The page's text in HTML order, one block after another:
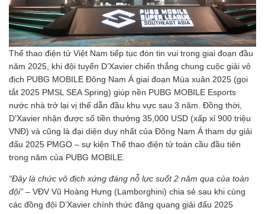
Thể thao điện tử Việt Nam tiếp tục đón tin vui trong giai đoạn đầu
năm 2025, khi đội tuyển D’Xavier chiến thắng chung cuộc giải vô
địch PUBG MOBILE Đông Nam Á giai đoạn Mùa xuân 2025 (gọi
tắt 2025 PMSL SEA Spring) giúp nền PUBG MOBILE Esports
nước nhà trở lại vị thế dẫn đầu khu vực sau 3 năm. Đồng thời,
D’Xavier nhận được số tiền thưởng 35,000 USD (xấp xỉ 900 triệu
VNĐ) và cũng là đại diện duy nhất của Đông Nam Á tham dự giải
đấu 2025 PMGO – sự kiện Thể thao điện tử toàn cầu đầu tiên
trong năm của PUBG MOBILE.
“Đây là chức vô địch xứng đáng nỗ lực suốt 2 năm qua của toàn
đội” – VĐV Vũ Hoàng Hưng (Lamborghini) chia sẻ sau khi cùng
các đồng đội D’Xavier chính thức đăng quang giải đấu 2025